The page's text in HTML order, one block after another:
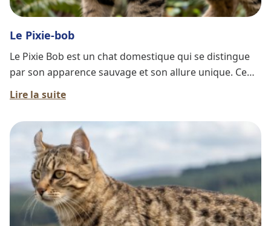
Le Pixie-bob
Le Pixie Bob est un chat domestique qui se distingue
par son apparence sauvage et son allure unique. Ce
félin, souvent comparé à un lynx miniature, a été
développé aux États-Unis dans les années 1980.
Lire la suite